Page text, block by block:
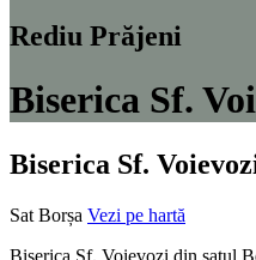
Rediu Prăjeni
Biserica Sf.
Biserica Sf.
Sat Borșa Vezi pe hartă
Biserica Sf. Voievozi din satul